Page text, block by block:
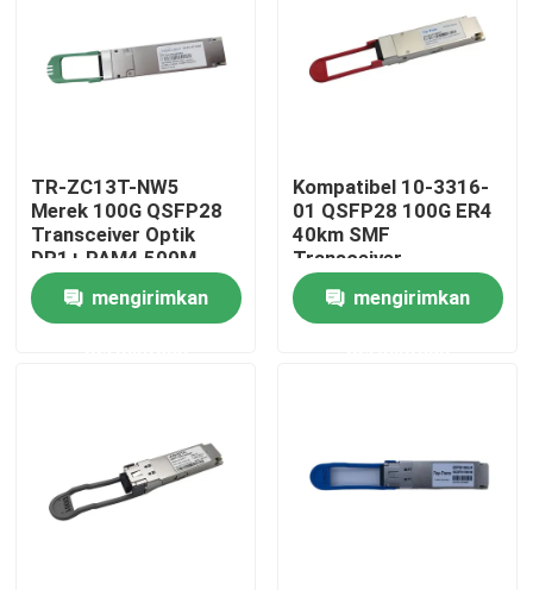
Rumah
Tur Pabrik
TR-ZC13T-NW5
Merek 100G QSFP28
Transceiver Optik
DR1+ PAM4 500M
mengirimkan
Kompatibel 10-3316-
01 QSFP28 100G ER4
40km SMF
Transceiver
mengirimkan